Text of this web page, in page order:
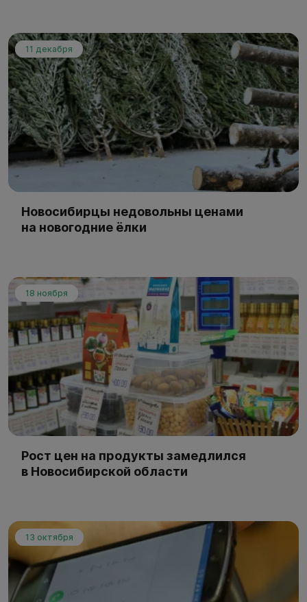
11 декабря
Новосибирцы недовольны ценами
на новогодние ёлки
18 ноября
Рост цен на продукты замедлился
в Новосибирской области
13 октября